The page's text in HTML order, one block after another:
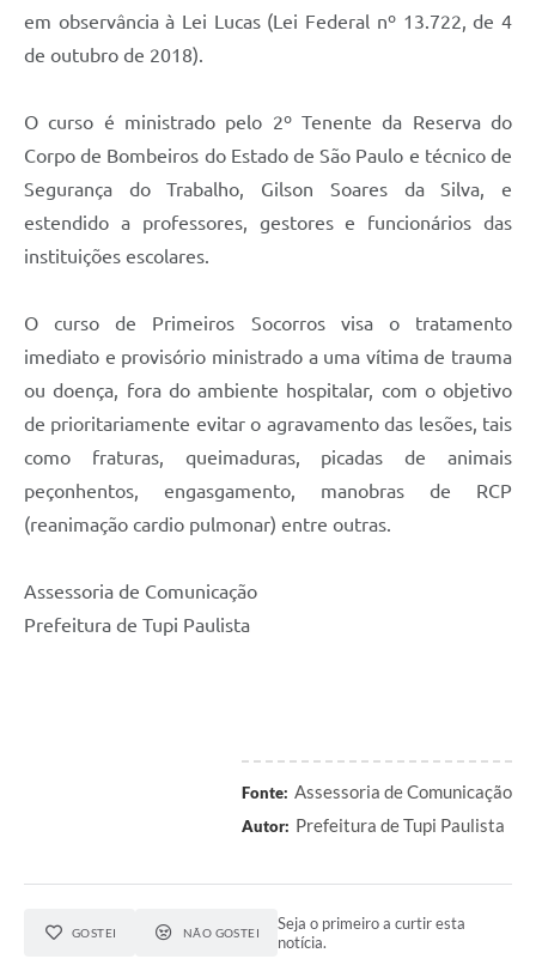
em observância à Lei Lucas (Lei Federal nº 13.722, de 4
de outubro de 2018).
O curso é ministrado pelo 2º Tenente da Reserva do
Corpo de Bombeiros do Estado de São Paulo e técnico de
Segurança do Trabalho, Gilson Soares da Silva, e
estendido a professores, gestores e funcionários das
instituições escolares.
O curso de Primeiros Socorros visa o tratamento
imediato e provisório ministrado a uma vítima de trauma
ou doença, fora do ambiente hospitalar, com o objetivo
de prioritariamente evitar o agravamento das lesões, tais
como fraturas, queimaduras, picadas de animais
peçonhentos, engasgamento, manobras de RCP
(reanimação cardio pulmonar) entre outras.
Assessoria de Comunicação
Prefeitura de Tupi Paulista
Fonte: Assessoria de Comunicação
Autor: Prefeitura de Tupi Paulista
GOSTEI NÃO GOSTEI
Seja o primeiro a curtir esta
notícia.